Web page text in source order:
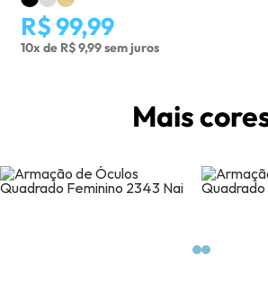
R$ 99,99
10x de R$ 9,99 sem juros
Mais